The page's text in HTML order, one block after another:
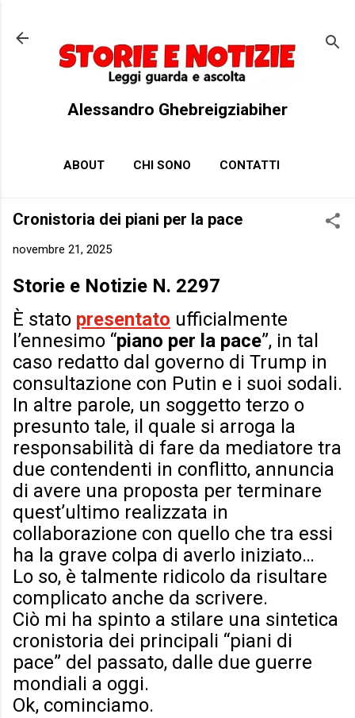
Alessandro Ghebreigziabiher
ABOUT CHI SONO CONTATTI
Cronistoria dei piani per la pace
novembre 21, 2025
Storie e Notizie N. 2297
È stato presentato ufficialmente
l’ennesimo “piano per la pace”, in tal
caso redatto dal governo di Trump in
consultazione con Putin e i suoi sodali.
In altre parole, un soggetto terzo o
presunto tale, il quale si arroga la
responsabilità di fare da mediatore tra
due contendenti in conflitto, annuncia
di avere una proposta per terminare
quest’ultimo realizzata in
collaborazione con quello che tra essi
ha la grave colpa di averlo iniziato…
Lo so, è talmente ridicolo da risultare
complicato anche da scrivere.
Ciò mi ha spinto a stilare una sintetica
cronistoria dei principali “piani di
pace” del passato, dalle due guerre
mondiali a oggi.
Ok, cominciamo.